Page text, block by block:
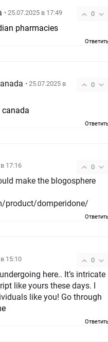
0
• 25.07.2025 в 17:49
pharmacies
0
• 25.07.2025 в
0
17:16
make the blogosphere
product/domperidone/
0
15:10
here.. It’s intricate
like yours these days. I
like you! Go through